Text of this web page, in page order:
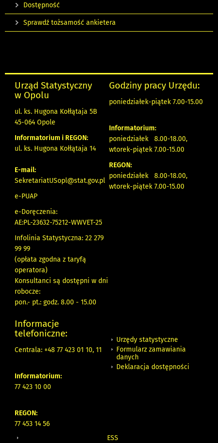
Dostępność
Sprawdź tożsamość ankietera
Urząd Statystyczny
w Opolu
ul. ks. Hugona Kołłątaja 5B
45-064 Opole
Informatorium i REGON:
ul. ks. Hugona Kołłątaja 14
E-mail:
SekretariatUSopl@stat.gov.pl
e-PUAP
e-Doręczenia:
AE:PL-23632-75212-WWVET-25
Infolinia Statystyczna: 22 279
99 99
(opłata zgodna z taryfą
operatora)
Konsultanci są dostępni w dni
robocze:
pon.- pt.: godz. 8.00 - 15.00
Godziny pracy Urzędu:
poniedziałek-piątek 7.00-15.00
Informatorium:
poniedziałek 8.00-18.00,
wtorek-piątek 7.00-15.00
REGON:
poniedziałek 8.00-18.00,
wtorek-piątek 7.00-15.00
Informacje
telefoniczne:
Centrala: +48 77 423 01 10, 11
Informatorium:
77 423 10 00
REGON:
77 453 14 56
Urzędy statystyczne
Formularz zamawiania
danych
Deklaracja dostępności
ESS